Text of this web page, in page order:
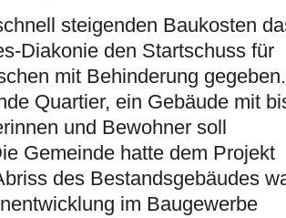
steigenden Baukosten
Diakonie den Startschuss für
mit Behinderung gegeben.
Quartier, ein Gebäude mit
und Bewohner soll
Gemeinde hatte dem Projekt
des Bestandsgebäudes
im Baugewerbe